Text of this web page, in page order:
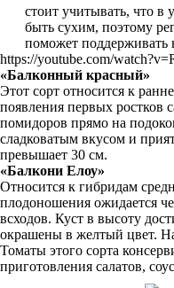
стоит учитывать, что в
быть сухим, поэтому
поможет поддерживать
https://youtube.com/
«Балконный красный»
Этот сорт относится к
появления первых ростков
помидоров прямо на
сладковатым вкусом и
превышает 30 см.
«Балкони Елоу»
Относится к гибридам
плодоношения ожидается
всходов. Куст в высоту
окрашены в желтый цвет.
Томаты этого сорта
приготовления салатов,